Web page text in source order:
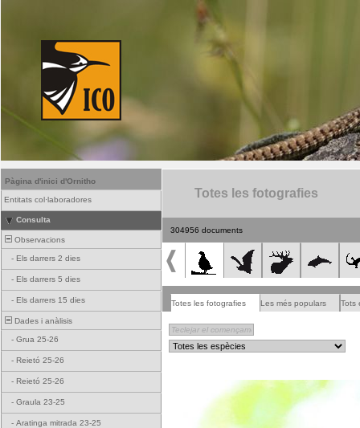
Pàgina d'inici d'Ornitho
Entitats col·laboradores
Consulta
Observacions
- Els darrers 2 dies
- Els darrers 5 dies
- Els darrers 15 dies
Dades i anàlisis
- Grua 25-26
- Reietó 25-26
- Reietó 25-26
- Graula 23-25
- Aratinga mitrada 23-25
Totes les fotografies
304956 documents
Totes les fotografies Les més populars Tots